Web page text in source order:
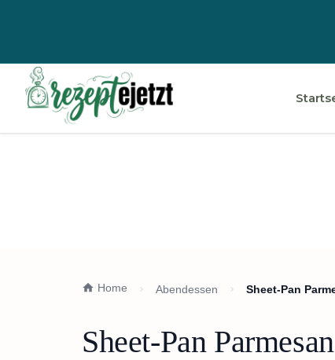
Home Abendessen Sheet-Pan
Sheet-Pan